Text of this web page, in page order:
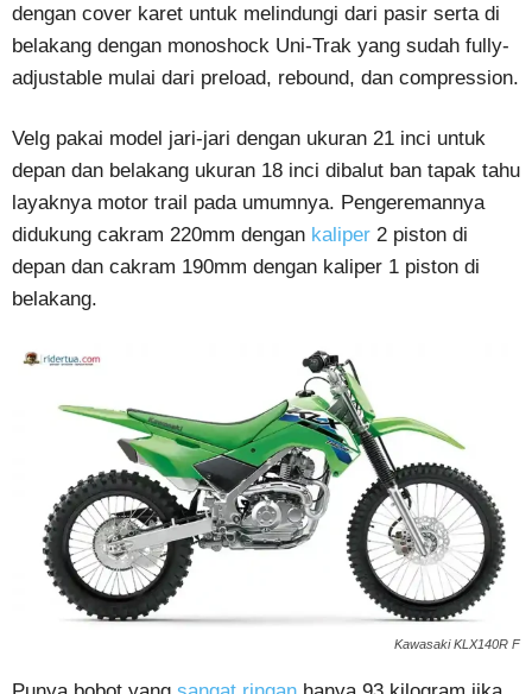
dengan cover karet untuk melindungi dari pasir serta di
belakang dengan monoshock Uni-Trak yang sudah fully-
adjustable mulai dari preload, rebound, dan compression.
Velg pakai model jari-jari dengan ukuran 21 inci untuk
depan dan belakang ukuran 18 inci dibalut ban tapak tahu
layaknya motor trail pada umumnya. Pengeremannya
didukung cakram 220mm dengan kaliper 2 piston di
depan dan cakram 190mm dengan kaliper 1 piston di
belakang.
Kawasaki KLX140R F